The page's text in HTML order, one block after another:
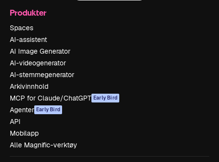
Produkter
Spaces
AI-assistent
AI Image Generator
AI-videogenerator
AI-stemmegenerator
Arkivinnhold
MCP for Claude/ChatGPT Early Bird
Agenter Early Bird
API
Mobilapp
Alle Magnific-verktøy